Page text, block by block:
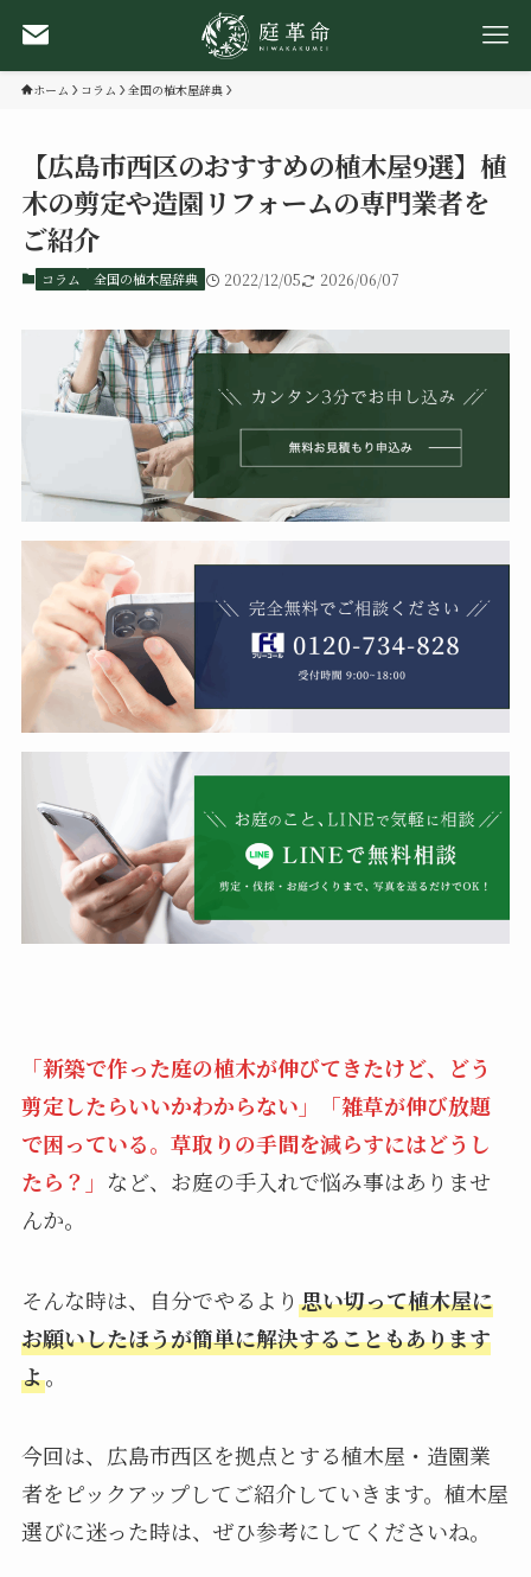
ホーム コラム 全国の植木屋辞典
【広島市西区のおすすめの植木屋9選】植
木の剪定や造園リフォームの専門業者を
ご紹介
コラム 全国の植木屋辞典 2022/12/05 2026/06/07
「新築で作った庭の植木が伸びてきたけど、どう
剪定したらいいかわからない」「雑草が伸び放題
で困っている。草取りの手間を減らすにはどうし
たら？」 など、お庭の手入れで悩み事はありませ
んか。
そんな時は、自分でやるより 思い切って植木屋に
お願いしたほうが簡単に解決することもあります
よ。
今回は、広島市西区を拠点とする植木屋・造園業
者をピックアップしてご紹介していきます。植木屋
選びに迷った時は、ぜひ参考にしてくださいね。